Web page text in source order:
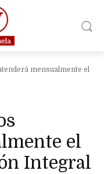
mensualmente el
el
Integral